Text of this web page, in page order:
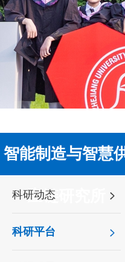
智能制造与智慧
应链研究所
科研动态
科研平台